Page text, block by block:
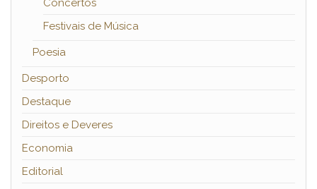
Festivais de Música
Poesia
Desporto
Destaque
Direitos e Deveres
Economia
Editorial